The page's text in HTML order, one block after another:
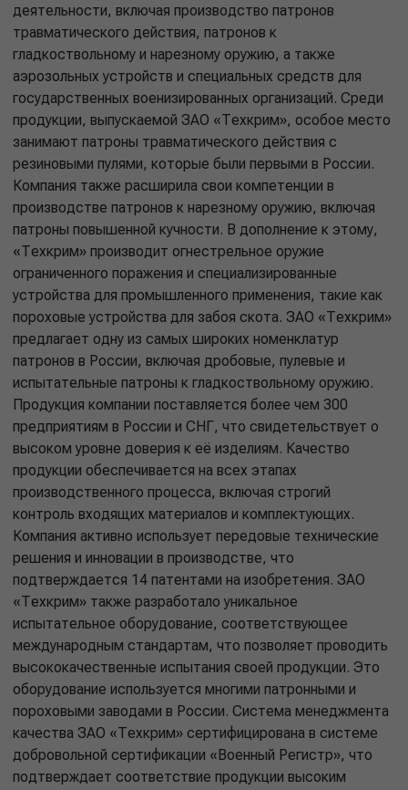
деятельности, включая производство патронов
травматического действия, патронов к
гладкоствольному и нарезному оружию, а также
аэрозольных устройств и специальных средств для
государственных военизированных организаций. Среди
продукции, выпускаемой ЗАО «Техкрим», особое место
занимают патроны травматического действия с
резиновыми пулями, которые были первыми в России.
Компания также расширила свои компетенции в
производстве патронов к нарезному оружию, включая
патроны повышенной кучности. В дополнение к этому,
«Техкрим» производит огнестрельное оружие
ограниченного поражения и специализированные
устройства для промышленного применения, такие как
пороховые устройства для забоя скота. ЗАО «Техкрим»
предлагает одну из самых широких номенклатур
патронов в России, включая дробовые, пулевые и
испытательные патроны к гладкоствольному оружию.
Продукция компании поставляется более чем 300
предприятиям в России и СНГ, что свидетельствует о
высоком уровне доверия к её изделиям. Качество
продукции обеспечивается на всех этапах
производственного процесса, включая строгий
контроль входящих материалов и комплектующих.
Компания активно использует передовые технические
решения и инновации в производстве, что
подтверждается 14 патентами на изобретения. ЗАО
«Техкрим» также разработало уникальное
испытательное оборудование, соответствующее
международным стандартам, что позволяет проводить
высококачественные испытания своей продукции. Это
оборудование используется многими патронными и
пороховыми заводами в России. Система менеджмента
качества ЗАО «Техкрим» сертифицирована в системе
добровольной сертификации «Военный Регистр», что
подтверждает соответствие продукции высоким